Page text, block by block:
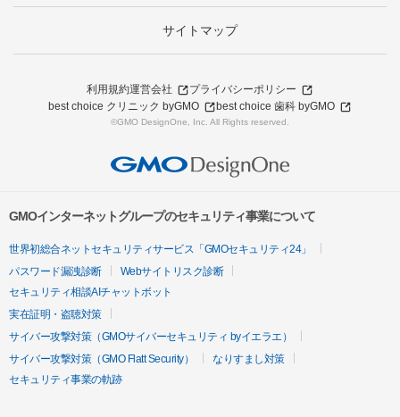
サイトマップ
利用規約運営会社
プライバシーポリシー
best choice クリニック byGMO
best choice 歯科 byGMO
©GMO DesignOne, Inc. All Rights reserved.
GMOインターネットグループのセキュリティ事業について
世界初総合ネットセキュリティサービス「GMOセキュリティ24」
パスワード漏洩診断
Webサイトリスク診断
セキュリティ相談AIチャットボット
実在証明・盗聴対策
サイバー攻撃対策（GMOサイバーセキュリティ byイエラエ）
サイバー攻撃対策（GMO Flatt Security）
なりすまし対策
セキュリティ事業の軌跡